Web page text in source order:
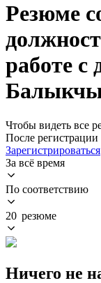
Резюме
работе с
Чтобы видеть все
После
Зарегистрироваться
За всё время
По соответствию
20 резюме
Ничего не